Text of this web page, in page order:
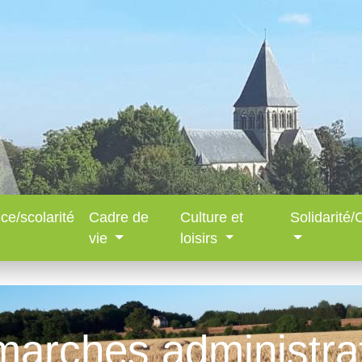
scolarité
Cadre de
vie
Culture et
loisirs
Solidarité/